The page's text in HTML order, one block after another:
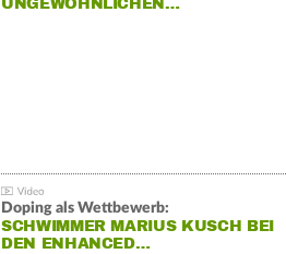
UNGEWÖHNLICHEN…
Doping als Wettbewerb:
SCHWIMMER MARIUS KUSCH BEI
DEN ENHANCED…